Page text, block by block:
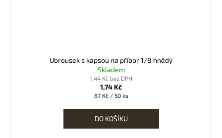
Ubrousek s kapsou na příbor 1/8 hnědý
Skladem
1,44 Kč bez DPH
1,74 Kč
Měrná
87 Kč / 50 ks
DO KOŠÍKU